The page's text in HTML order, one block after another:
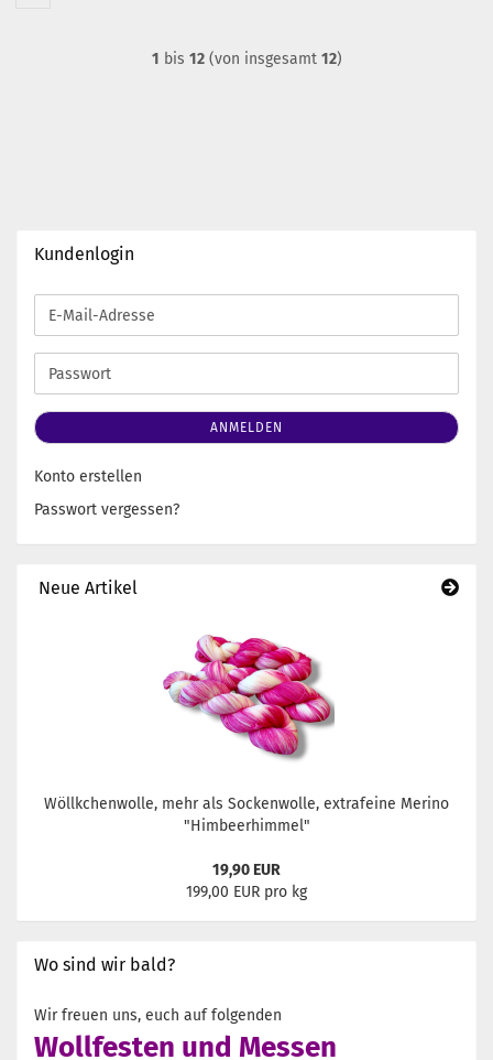
1 bis 12(von insgesamt 12)
Kundenlogin
E-
Mail-
Adresse
Passwort
ANMELDEN
Konto erstellen
Passwort vergessen?
Neue Artikel
Wöllkchenwolle, mehr als Sockenwolle, extrafeine Merino
"Himbeerhimmel"
19,90 EUR
199,00 EUR pro kg
Wo sind wir bald?
Wir freuen uns, euch auf folgenden
Wollfesten und Messen